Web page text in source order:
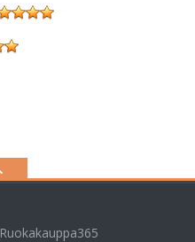
Ruokakauppa365